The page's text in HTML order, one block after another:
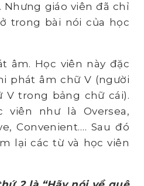
Nhưng giáo viên đã chỉ
trong bài nói của học
âm. Học viên này đặc
phát âm chữ V (người
V trong bảng chữ cái).
viên như là Oversea,
Convenient…. Sau đó
lại các từ và học viên